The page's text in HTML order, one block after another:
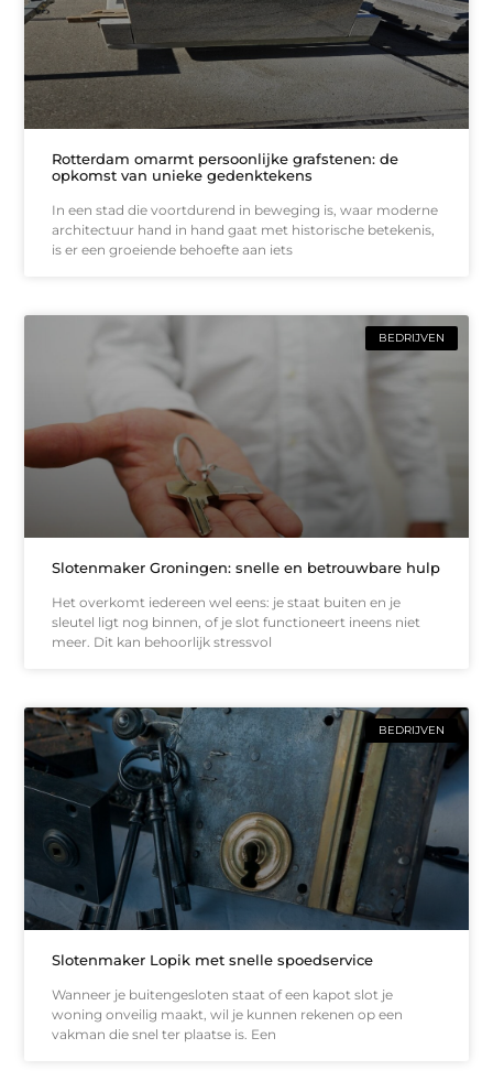
Rotterdam omarmt persoonlijke grafstenen: de
opkomst van unieke gedenktekens
In een stad die voortdurend in beweging is, waar moderne
architectuur hand in hand gaat met historische betekenis,
is er een groeiende behoefte aan iets
BEDRIJVEN
Slotenmaker Groningen: snelle en betrouwbare hulp
Het overkomt iedereen wel eens: je staat buiten en je
sleutel ligt nog binnen, of je slot functioneert ineens niet
meer. Dit kan behoorlijk stressvol
BEDRIJVEN
Slotenmaker Lopik met snelle spoedservice
Wanneer je buitengesloten staat of een kapot slot je
woning onveilig maakt, wil je kunnen rekenen op een
vakman die snel ter plaatse is. Een